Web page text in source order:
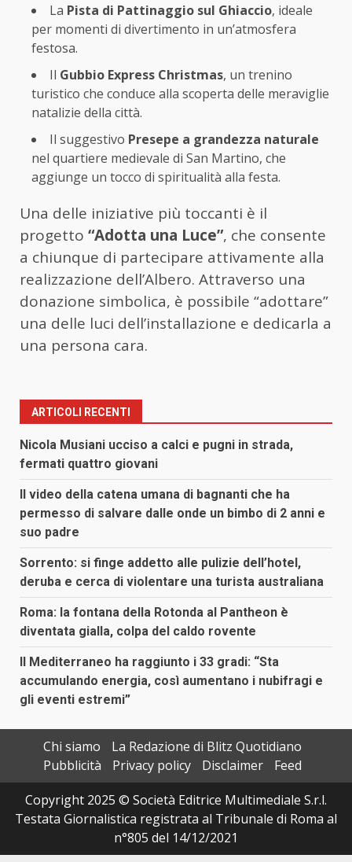
La Pista di Pattinaggio sul Ghiaccio, ideale
per momenti di divertimento in un’atmosfera
festosa.
Il Gubbio Express Christmas, un trenino
turistico che conduce alla scoperta delle meraviglie
natalizie della città.
Il suggestivo Presepe a grandezza naturale
nel quartiere medievale di San Martino, che
aggiunge un tocco di spiritualità alla festa.
Una delle iniziative più toccanti è il
progetto “Adotta una Luce”, che consente
a chiunque di partecipare attivamente alla
realizzazione dell’Albero. Attraverso una
donazione simbolica, è possibile “adottare”
una delle luci dell’installazione e dedicarla a
una persona cara.
ARTICOLI RECENTI
Nicola Musiani ucciso a calci e pugni in strada,
fermati quattro giovani
Il video della catena umana di bagnanti che ha
permesso di salvare dalle onde un bimbo di 2 anni e
suo padre
Sorrento: si finge addetto alle pulizie dell’hotel,
deruba e cerca di violentare una turista australiana
Roma: la fontana della Rotonda al Pantheon è
diventata gialla, colpa del caldo rovente
Il Mediterraneo ha raggiunto i 33 gradi: “Sta
accumulando energia, così aumentano i nubifragi e
gli eventi estremi”
Chi siamo
La Redazione di Blitz Quotidiano
Pubblicità
Privacy policy Disclaimer
Feed
Copyright 2025 © Società Editrice Multimediale S.r.l.
Testata Giornalistica registrata al Tribunale di Roma al
n°805 del 14/12/2021